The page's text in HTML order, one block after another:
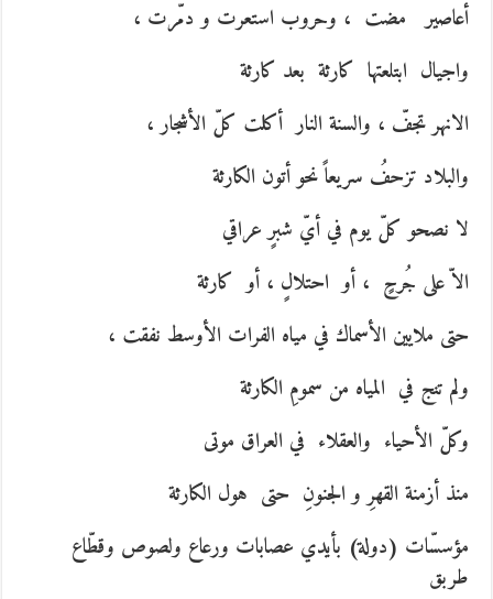
أعاصير مضت ، وحروب استعرت و دمّرت ،
واجيال ابتلعتها كارثة بعد كارثة
الانهر تجفّ ، والسنة النار أكلت كلّ الأشجار ،
والبلاد تزحفُ سريعاً نحو أتون الكارثة
لا نصحو كلّ يوم في أيّ شبرٍ عراقي
الاّ على جُرحٍ ، أو احتلالٍ ، أو كارثة
حتى ملايين الأسماك في مياه الفرات الأوسط نفقت ،
ولم تنج في المياه من سمومِ الكارثة
وكلّ الأحياء والعقلاء في العراق موتى
منذ أزمنة القهرِ و الجنونِ حتى هول الكارثة
مؤسسّات (دولة) بأيدي عصابات ورعاع ولصوص وقطّاع
طربق